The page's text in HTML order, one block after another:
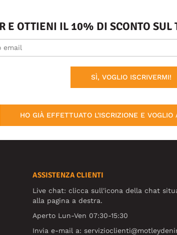
E OTTIENI IL 10% DI SCONTO
SÌ, VOGLIO ISCRIVERMI!
HO GIÀ EFFETTUATO L'ISCRIZIONE E VOGLIO
ASSISTENZA CLIENTI
Live chat: clicca sull'icona della chat
alla pagina a destra.
Aperto Lun-Ven 07:30-15:30
Invia e-mail a: